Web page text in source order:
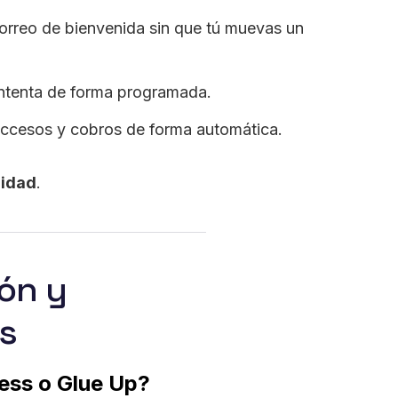
de bienvenida sin que tú muevas un
de forma programada.
y cobros de forma automática.
.
y
o Glue Up?